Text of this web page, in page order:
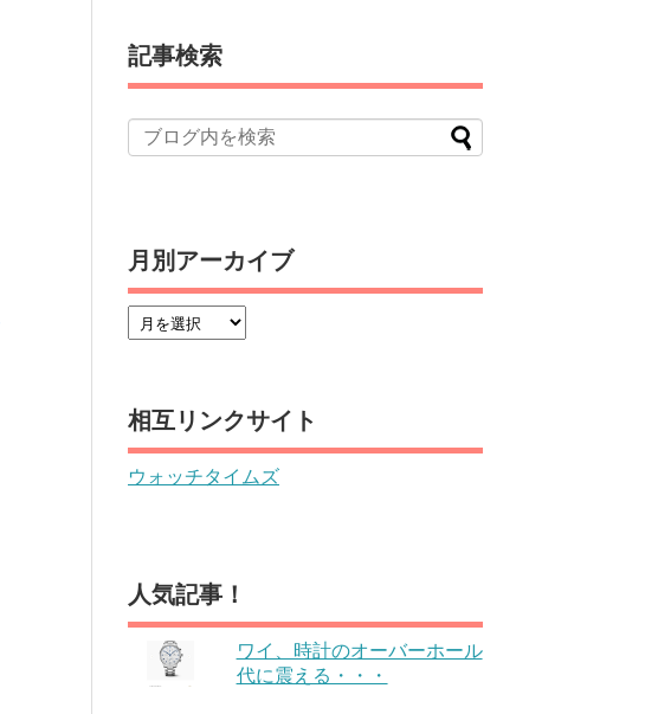
記事検索
月別アーカイブ
相互リンクサイト
ウォッチタイムズ
人気記事！
ワイ、時計のオーバーホール
代に震える・・・